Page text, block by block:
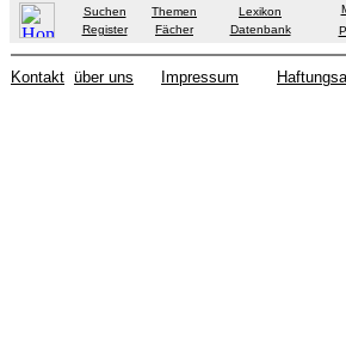
Suchen Themen
Lexikon
Register
Fächer Datenbank
Kontakt über uns Impressum